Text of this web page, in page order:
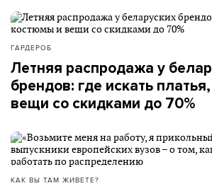
ГАРДЕРОБ
Летняя распродажа у
брендов: где искать
вещи со скидками до 70%
КАК ВЫ ТАМ ЖИВЕТЕ?